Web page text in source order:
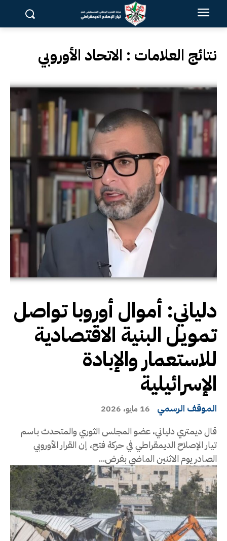
نتائج العلامات : الاتحاد الأوروبي
دلياني: أموال أوروبا تواصل
تمويل البنية الاقتصادية
للاستعمار والإبادة
الإسرائيلية
الموقف الرسمي 16 مايو، 2026
قال ديمتري دلياني، عضو المجلس الثوري والمتحدث باسم
تيار الإصلاح الديمقراطي في حركة فتح، إن القرار الأوروبي
الصادر يوم الاثنين الماضي بفرض...